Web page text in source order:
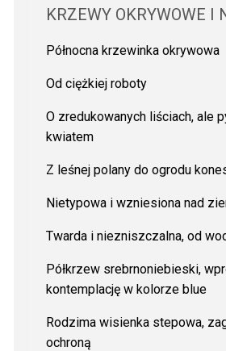
KRZEWY OKRYWOWE I
Północna krzewinka okrywowa
Od ciężkiej roboty
O zredukowanych liściach, ale
kwiatem
Z leśnej polany do ogrodu
Nietypowa i wzniesiona nad
Twarda i niezniszczalna, od
Półkrzew srebrnoniebieski,
kontemplację w kolorze blue
Rodzima wisienka stepowa,
ochroną